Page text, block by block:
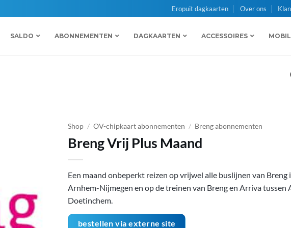
Eropuit dagkaarten Over ons
SALDO ABONNEMENTEN DAGKAARTEN ACCESSOIRES
Shop / OV-chipkaart abonnementen / Breng abonnementen
Breng Vrij Plus Maand
Een maand onbeperkt reizen op vrijwel alle buslijnen van Breng
Arnhem-Nijmegen en op de treinen van Breng en Arriva tussen
Doetinchem.
bestellen via externe site